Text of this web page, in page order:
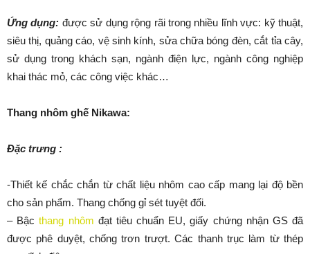
Ứng dụng: được sử dụng rộng rãi trong nhiều lĩnh vực: kỹ thuật,
siêu thị, quảng cáo, vệ sinh kính, sửa chữa bóng đèn, cắt tỉa cây,
sử dụng trong khách sạn, ngành điện lực, ngành công nghiệp
khai thác mỏ, các công việc khác…
Thang nhôm ghế Nikawa:
Đặc trưng :
-Thiết kế chắc chắn từ chất liệu nhôm cao cấp mang lại độ bền
cho sản phẩm. Thang chống gỉ sét tuyệt đối.
– Bậcthang nhôm đạt tiêu chuẩn EU, giấy chứng nhận GS đã
được phê duyệt, chống trơn trượt. Các thanh trục làm từ thép